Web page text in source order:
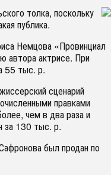
толка, поскольку
публика.
Немцова «Провинциал
автора актрисе. При
55 тыс. р.
сценарий
правками
чем в два раза и
за 130 тыс. р.
был продан по